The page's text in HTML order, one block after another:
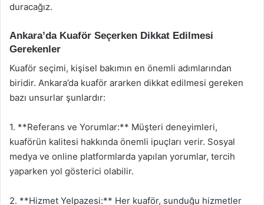
duracağız.
Ankara’da Kuaför Seçerken Dikkat Edilmesi
Gerekenler
Kuaför seçimi, kişisel bakımın en önemli adımlarından
biridir. Ankara’da kuaför ararken dikkat edilmesi gereken
bazı unsurlar şunlardır:
1. **Referans ve Yorumlar:** Müşteri deneyimleri,
kuaförün kalitesi hakkında önemli ipuçları verir. Sosyal
medya ve online platformlarda yapılan yorumlar, tercih
yaparken yol gösterici olabilir.
2. **Hizmet Yelpazesi:** Her kuaför, sunduğu hizmetler